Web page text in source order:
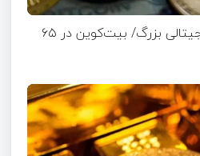
تغییرات قیمتی ۱۰ ارز دیجیتالی بزرگ/ بیت‌کوین در ۶۵